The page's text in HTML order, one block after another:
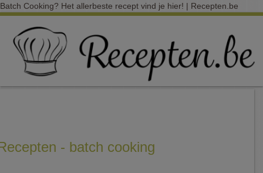
Batch Cooking? Het allerbeste recept vind je hier! | Recepten.be
- batch cooking